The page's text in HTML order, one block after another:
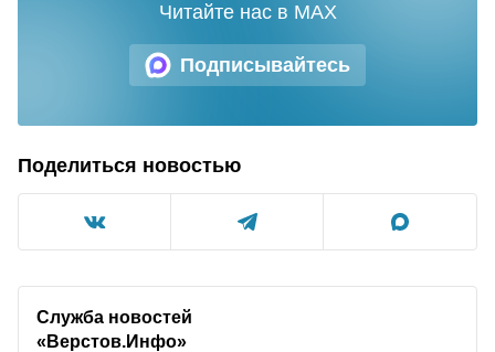
Подписывайтесь
Читайте нас в MAX
Поделиться новостью
Служба новостей
«Верстов.Инфо»